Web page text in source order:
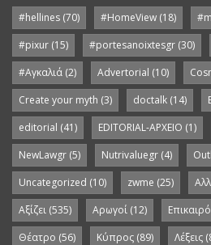
#hellines (70) #HomeView (18)
#pixur (15) #portesanoixtesgr (30)
#Αγκαλιά (2) Advertorial (10)
Create your myth (3) doctalk (14)
editorial (41) EDITORIAL-APXEIO (1)
NewLawgr (5) Nutrivaluegr (4)
Uncategorized (10) zwme (25)
Αξίζει (535) Αρωγοί (12)
Θέατρο (56) Κύπρος (89) Λέξεις